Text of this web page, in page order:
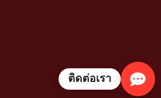
ติดต่อเรา